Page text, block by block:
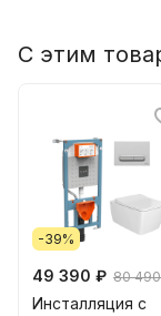
С этим
-39%
49 390 ₽ 80
Инсталляция с